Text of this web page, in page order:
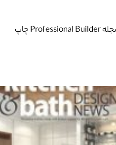
دانلود رایگان مجله Professional Builder چاپ